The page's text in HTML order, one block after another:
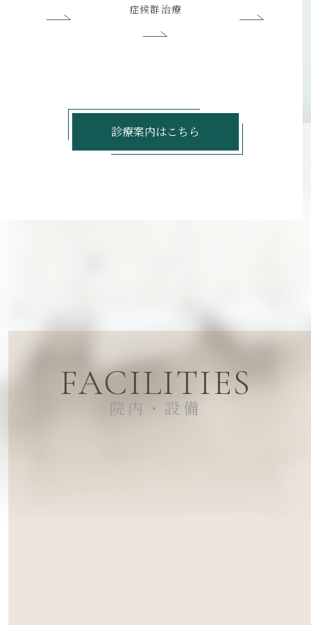
症候群治療
診療案内はこちら
FACILITIES
院内・設備